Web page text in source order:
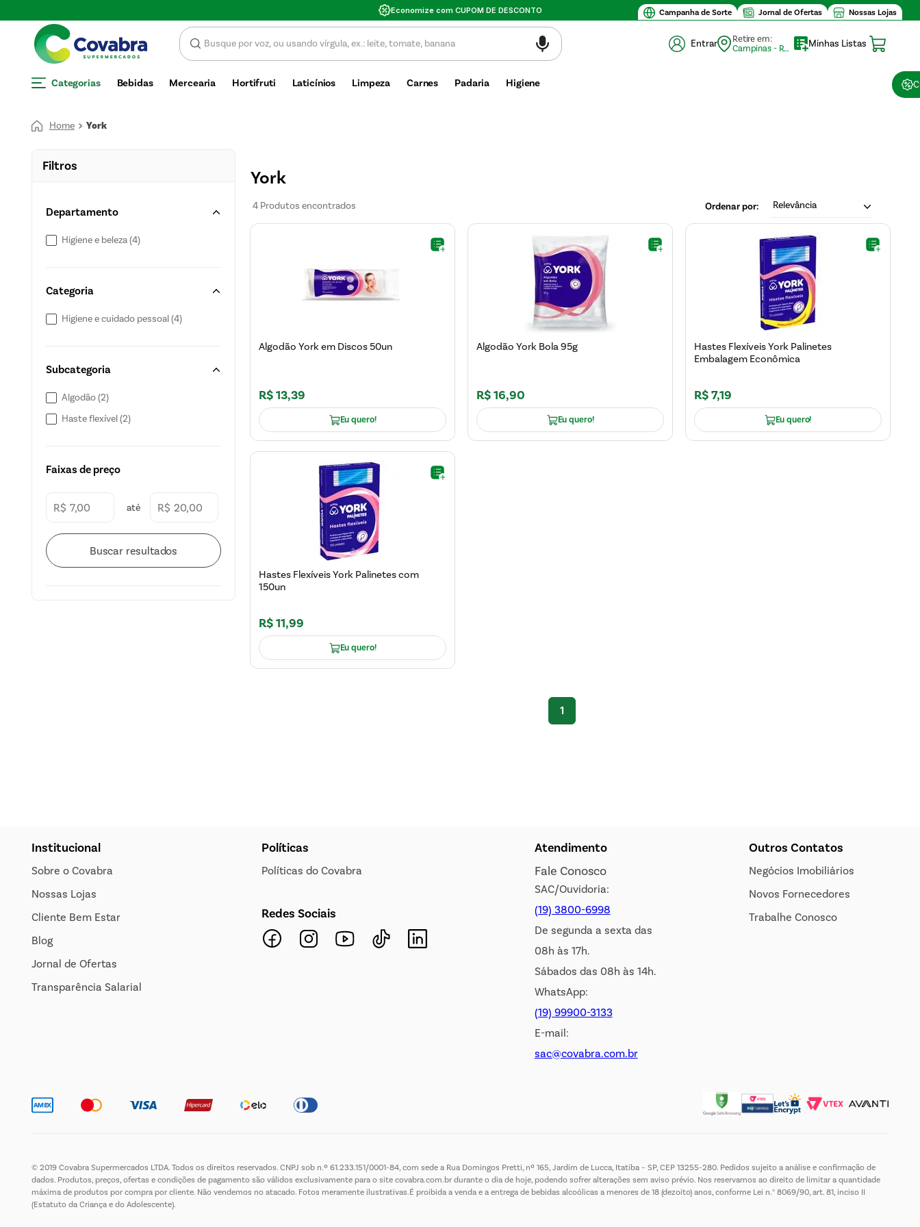
Campanha de Sorte Jornal de Ofertas Nossas Lojas
Valor mínimo de compra $30
Entrar
Retire em:
Campinas - Retirada (10)
Minhas Listas
Categorias Bebidas Mercearia Hortifruti Laticínios Limpeza Carnes Padaria Higiene
York
Filtros
Departamento
Higiene e beleza (4)
Categoria
Higiene e cuidado pessoal (4)
Subcategoria
Algodão (2)
Haste flexível (2)
Faixas de preço
R$ R$
York
4 Produtos Relevância
Algodão York em Discos 50un
R$13,39
Eu quero!
Algodão York Bola 95g
R$16,90
Eu quero!
Hastes Flexíveis York Palinetes
Embalagem Econômica
R$7,19
Eu quero!
Hastes Flexíveis York Palinetes com
150un
R$11,99
Eu quero!
1
Institucional
Sobre o Covabra
Nossas Lojas
Cliente Bem Estar
Blog
Jornal de Ofertas
Transparência Salarial
Políticas
Políticas do Covabra
Redes Sociais
Atendimento
Fale Conosco
SAC/Ouvidoria:
(19) 3800-6998
De segunda a sexta das
08h às 17h.
Sábados das 08h às 14h.
WhatsApp:
(19) 99900-3133
E-mail:
sac@covabra.com.br
Outros Contatos
Negócios Imobiliários
Novos Fornecedores
Trabalhe Conosco
© 2019 Covabra Supermercados LTDA. Todos os direitos reservados. CNPJ sob n.º 61.233.151/0001-84, com sede a Rua Domingos Pretti, nº 165, Jardim de Lucca, Itatiba – SP, CEP 13255-280. Pedidos sujeito a análise e confirmação de
dados. Produtos, preços, ofertas e condições de pagamento são válidos exclusivamente para o site covabra.com.br durante o dia de hoje, podendo sofrer alterações sem aviso prévio. Nos reservamos ao direito de limitar a quantidade
máxima de produtos por compra por cliente. Não vendemos no atacado. Fotos meramente ilustrativas.É proibida a venda e a entrega de bebidas alcoólicas a menores de 18 (dezoito) anos, conforme Lei n.° 8069/90, art. 81, inciso II
(Estatuto da Criança e do Adolescente).